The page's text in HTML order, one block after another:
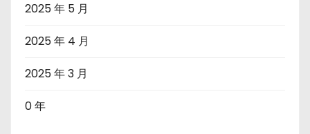
2025 年 5 月
2025 年 4 月
2025 年 3 月
0 年